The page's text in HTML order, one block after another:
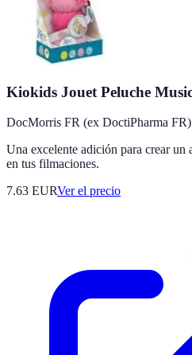
Kiokids Jouet Peluche
DocMorris FR (ex DoctiPharma FR)
Una excelente adición para crear un
en tus filmaciones.
7.63 EURVer el precio